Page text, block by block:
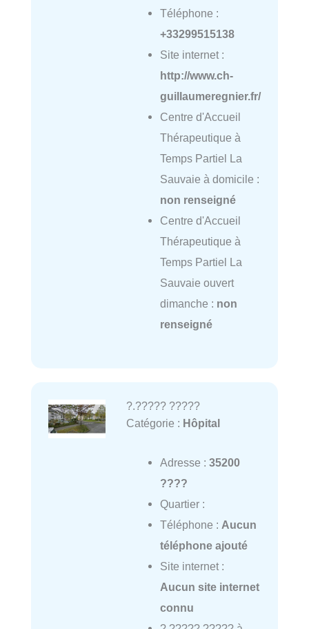
Téléphone :
+33299515138
Site internet :
http://www.ch-
guillaumeregnier.fr/
Centre d'Accueil
Thérapeutique à
Temps Partiel La
Sauvaie à domicile :
non renseigné
Centre d'Accueil
Thérapeutique à
Temps Partiel La
Sauvaie ouvert
dimanche : non
renseigné
?.????? ?????
Catégorie : Hôpital
Adresse : 35200
????
Quartier :
Téléphone : Aucun
téléphone ajouté
Site internet :
Aucun site internet
connu